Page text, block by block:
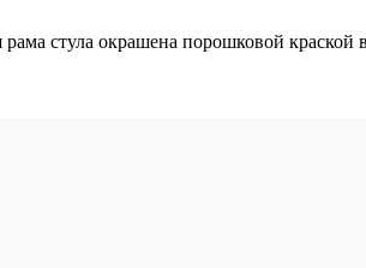
стула окрашена порошковой